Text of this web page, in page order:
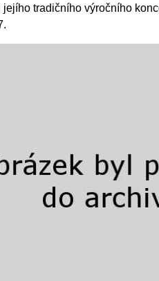
jejího tradičního výročního
rulety až po
hráče. V...